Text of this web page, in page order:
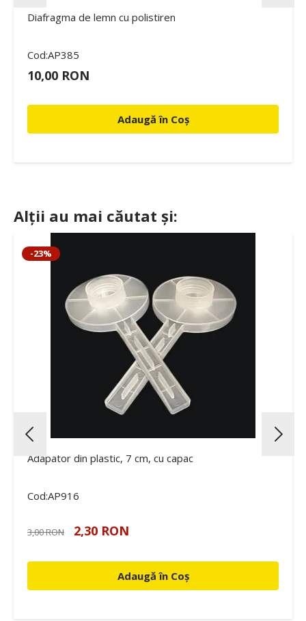
Diafragma de lemn cu polistiren
Cod:AP385
10,00 RON
Adaugă în Coș
Alții au mai căutat și:
-23%
Adapator din plastic, 7 cm, cu capac
Cod:AP916
3,00 RON 2,30 RON
Adaugă în Coș